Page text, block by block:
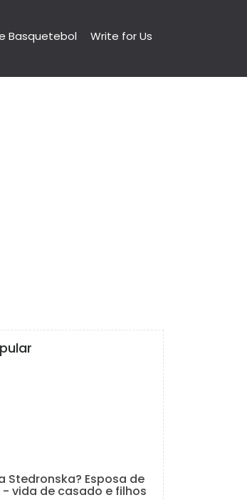
Basquetebol Write for Us
Stedronska? Esposa de
- vida de casado e filhos